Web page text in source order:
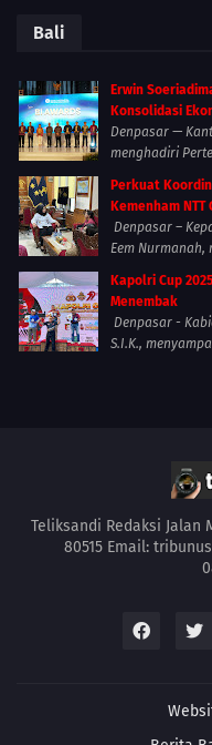
Bali
Erwin
Konsolidasi
Denpasar —
menghadiri
Perkuat
Kemenham
Denpasar –
Eem Nurmanah,
Kapolri Cup
Menembak
Denpasar -
S.I.K.,
Teliksandi Redaksi Jalan
80515 Email: